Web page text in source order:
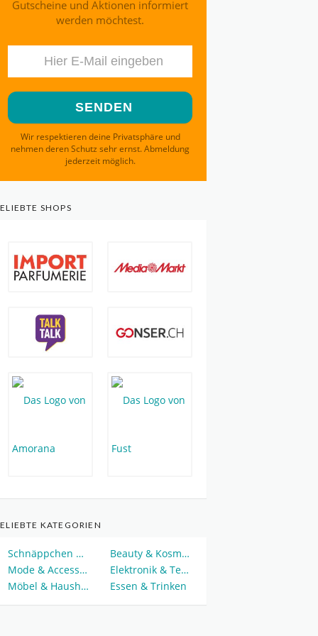
Gutscheine und Aktionen informiert
werden möchtest.
Wir respektieren deine Privatsphäre und
nehmen deren Schutz sehr ernst. Abmeldung
jederzeit möglich.
SHOPS
KATEGORIEN
Schnäppchen & Deals
Beauty & Kosmetik
Mode & Accessoires
Elektronik & Technik
Möbel & Haushalt
Essen & Trinken